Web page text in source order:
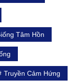
Tâm Hồn
Truyền Cảm Hứng